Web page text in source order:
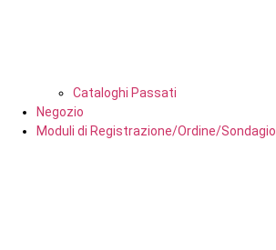
Cataloghi Passati
Negozio
Moduli di Registrazione/Ordine/Sondagio